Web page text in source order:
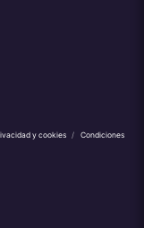
y cookies /
Condiciones